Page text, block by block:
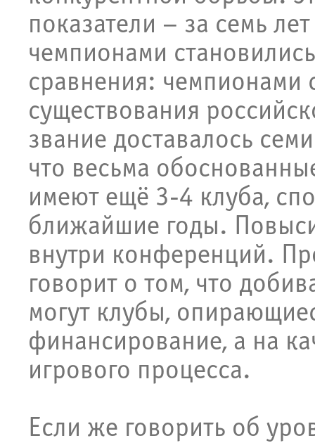
показатели – за семь
чемпионами
сравнения: чемпионами
существования
звание доставалось
что весьма
имеют ещё 3-4 клуба,
ближайшие годы.
внутри конференций.
говорит о том, что
могут клубы,
финансирование, а на
игрового процесса.
Если же говорить об